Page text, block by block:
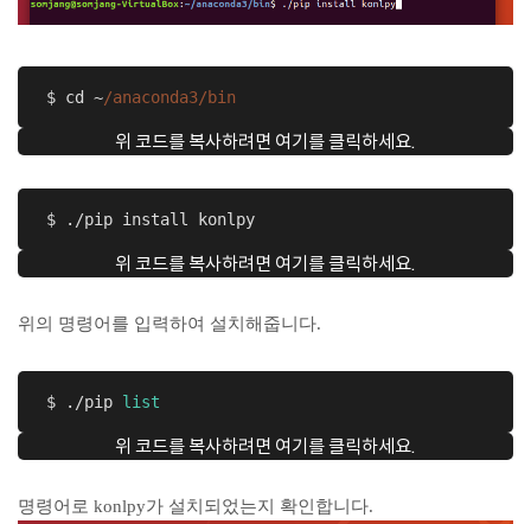
$ cd ~/anaconda3/bin
위 코드를 복사하려면 여기를 클릭하세요.
$ ./pip install konlpy
위 코드를 복사하려면 여기를 클릭하세요.
위의 명령어를 입력하여 설치해줍니다.
$ ./pip list
위 코드를 복사하려면 여기를 클릭하세요.
명령어로 konlpy가 설치되었는지 확인합니다.